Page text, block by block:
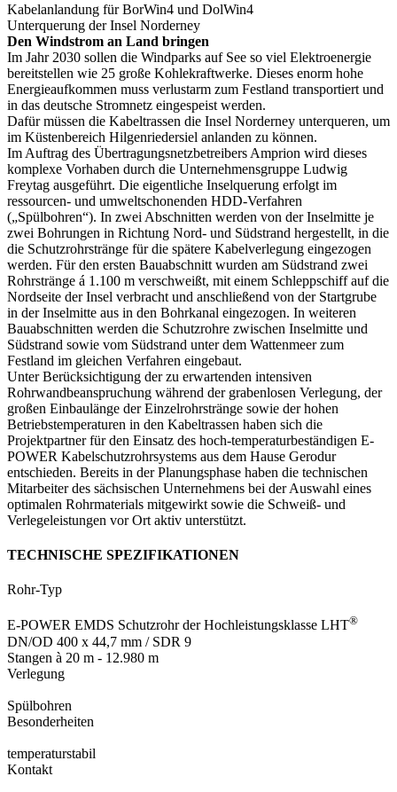
Kabelanlandung für BorWin4 und DolWin4
Unterquerung der Insel Norderney
Den Windstrom an Land bringen
Im Jahr 2030 sollen die Windparks auf See so viel Elektroenergie
bereitstellen wie 25 große Kohlekraftwerke. Dieses enorm hohe
Energieaufkommen muss verlustarm zum Festland transportiert und
in das deutsche Stromnetz eingespeist werden.
Dafür müssen die Kabeltrassen die Insel Norderney unterqueren, um
im Küstenbereich Hilgenriedersiel anlanden zu können.
Im Auftrag des Übertragungsnetzbetreibers Amprion wird dieses
komplexe Vorhaben durch die Unternehmensgruppe Ludwig
Freytag ausgeführt. Die eigentliche Inselquerung erfolgt im
ressourcen- und umweltschonenden HDD-Verfahren
(„Spülbohren“). In zwei Abschnitten werden von der Inselmitte je
zwei Bohrungen in Richtung Nord- und Südstrand hergestellt, in die
die Schutzrohrstränge für die spätere Kabelverlegung eingezogen
werden. Für den ersten Bauabschnitt wurden am Südstrand zwei
Rohrstränge á 1.100 m verschweißt, mit einem Schleppschiff auf die
Nordseite der Insel verbracht und anschließend von der Startgrube
in der Inselmitte aus in den Bohrkanal eingezogen. In weiteren
Bauabschnitten werden die Schutzrohre zwischen Inselmitte und
Südstrand sowie vom Südstrand unter dem Wattenmeer zum
Festland im gleichen Verfahren eingebaut.
Unter Berücksichtigung der zu erwartenden intensiven
Rohrwandbeanspruchung während der grabenlosen Verlegung, der
großen Einbaulänge der Einzelrohrstränge sowie der hohen
Betriebstemperaturen in den Kabeltrassen haben sich die
Projektpartner für den Einsatz des hoch-temperaturbeständigen E-
POWER Kabelschutzrohrsystems aus dem Hause Gerodur
entschieden. Bereits in der Planungsphase haben die technischen
Mitarbeiter des sächsischen Unternehmens bei der Auswahl eines
optimalen Rohrmaterials mitgewirkt sowie die Schweiß- und
Verlegeleistungen vor Ort aktiv unterstützt.
TECHNISCHE SPEZIFIKATIONEN
Rohr-Typ
E-POWER EMDS Schutzrohr der Hochleistungsklasse LHT®
DN/­OD 400 x 44,7 mm /­ SDR 9
Stangen à 20 m - 12.980 m
Verlegung
Spülbohren
Besonderheiten
temperaturstabil
Kontakt